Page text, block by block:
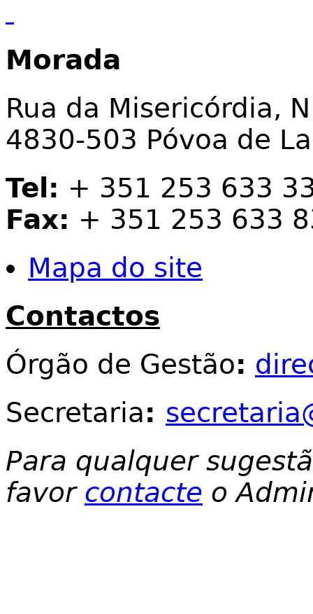
Morada
Rua da Misericórdia,
4830-503 Póvoa de
Tel: + 351 253 633
Fax: + 351 253 633
Mapa do site
Contactos
Órgão de Gestão:
Secretaria:
Para qualquer
favor contacte o